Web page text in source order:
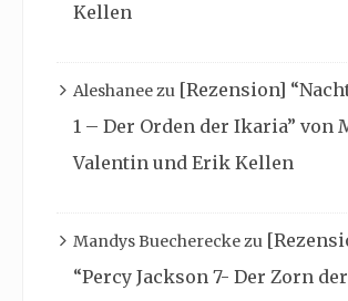
Kellen
Aleshaneezu [Rezension]
1 – Der Orden der Ikaria” von
Valentin und Erik Kellen
Mandys Buechereckezu
“Percy Jackson 7- Der Zorn der